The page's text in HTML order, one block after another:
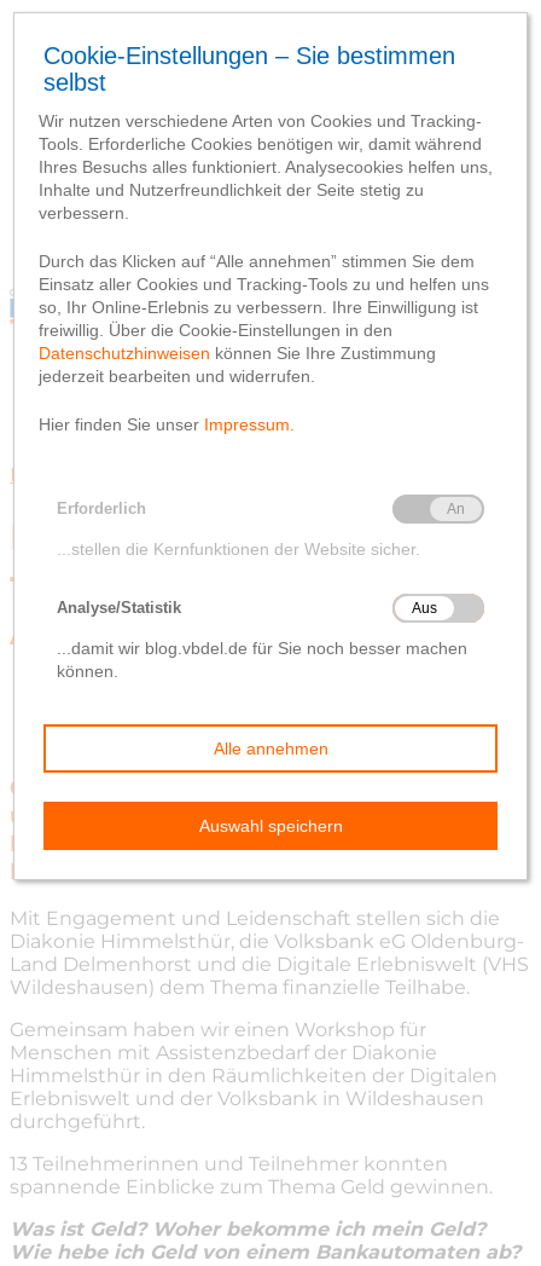
Blog
Webseite
Datenschutzhinweis
Impressum
Blog
Webseite
Impressum
Engagement
Mehr finanzielle Teilhabe
für Menschen mit
Assistenzbedarf
Gemeinsamer Workshop zum Thema Geld
und Bankwesen mit der Digitalen
Erlebniswelt und der Diakonie
Himmelsthür.
Mit Engagement und Leidenschaft stellen sich die
Diakonie Himmelsthür, die Volksbank eG Oldenburg-
Land Delmenhorst und die Digitale Erlebniswelt (VHS
Wildeshausen) dem Thema finanzielle Teilhabe.
Gemeinsam haben wir einen Workshop für
Menschen mit Assistenzbedarf der Diakonie
Himmelsthür in den Räumlichkeiten der Digitalen
Erlebniswelt und der Volksbank in Wildeshausen
durchgeführt.
13 Teilnehmerinnen und Teilnehmer konnten
spannende Einblicke zum Thema Geld gewinnen.
Was ist Geld? Woher bekomme ich mein Geld?
Wie hebe ich Geld von einem Bankautomaten ab?